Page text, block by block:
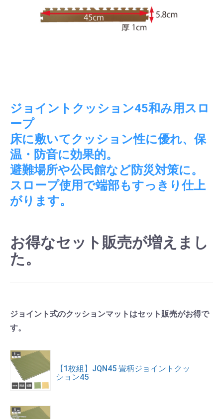
ジョイントクッション45和み用スロ
ープ
床に敷いてクッション性に優れ、保
温・防音に効果的。
避難場所や公民館など防災対策に。
スロープ使用で端部もすっきり仕上
がります。
お得なセット販売が増えまし
た。
ジョイント式のクッションマットはセット販売がお得で
す。
【1枚組】JQN45 畳柄ジョイントクッ
ション45